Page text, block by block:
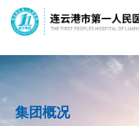
集团概况